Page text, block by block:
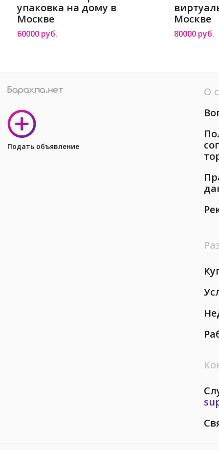
упаковка на дому в
Москве
60000 руб.
Москве
80000 руб.
Подать объявление
О